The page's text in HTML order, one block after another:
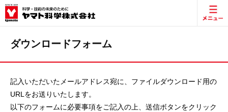
ダウンロードフォーム
記入いただいたメールアドレス宛に、ファイルダウンロード用の
URLをお送りいたします。
以下のフォームに必要事項をご記入の上、送信ボタンをクリック